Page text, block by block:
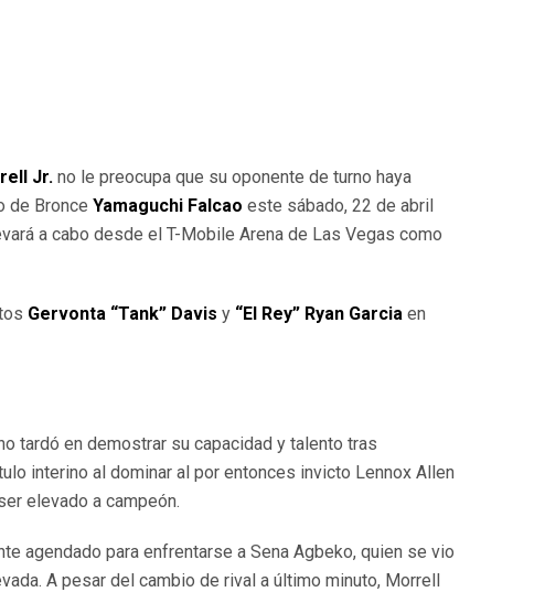
Jr. no le preocupa que su oponente de turno haya
de Bronce Yamaguchi Falcao este sábado, 22 de abril
a cabo desde el T-Mobile Arena de Las Vegas como
Gervonta “Tank” Davis y “El Rey” Ryan Garcia en
tardó en demostrar su capacidad y talento tras
interino al dominar al por entonces invicto Lennox Allen
elevado a campeón.
agendado para enfrentarse a Sena Agbeko, quien se vio
A pesar del cambio de rival a último minuto, Morrell